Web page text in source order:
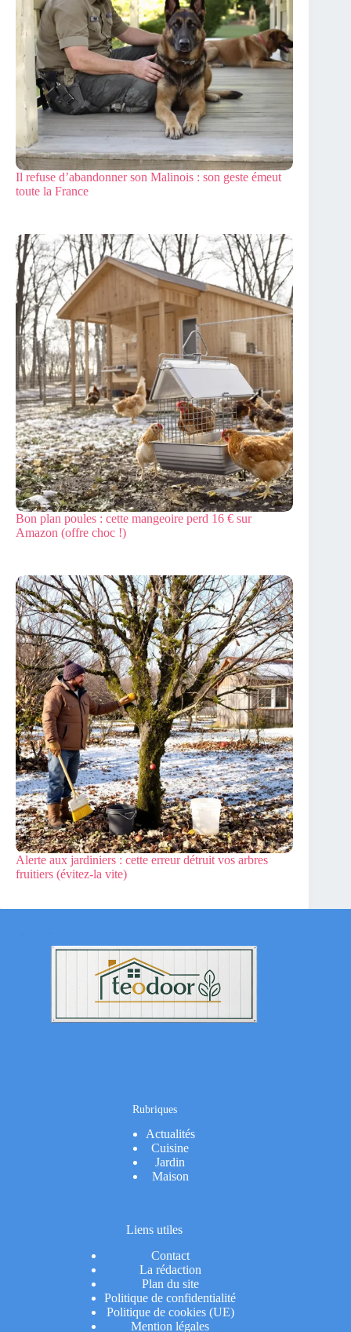
Il refuse d’abandonner son Malinois : son geste émeut
toute la France
Bon plan poules : cette mangeoire perd 16 € sur
Amazon (offre choc !)
Alerte aux jardiniers : cette erreur détruit vos arbres
fruitiers (évitez-la vite)
Rubriques
Actualités
Cuisine
Jardin
Maison
Liens utiles
Contact
La rédaction
Plan du site
Politique de confidentialité
Politique de cookies (UE)
Mention légales